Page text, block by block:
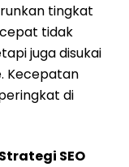
tingkat
tidak
juga disukai
Kecepatan
di
SEO